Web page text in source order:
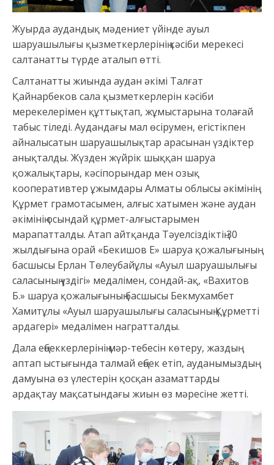
Жуырда аудандық мәдениет үйінде ауыл
шаруашылығы қызметкерлерінің кәсіби мерекесі
салтанатты түрде аталып өтті.
Салтанатты жиында аудан әкімі Талғат
Қайнарбеков сала қызметкерлерін кәсіби
мерекелерімен құттықтап, жұмыстарына толағай
табыс тіледі. Аудандағы мал өсірумен, егістікпен
айналысатын шаруашылықтар арасынан үздіктер
анықталды. Жүзден жүйрік шыққан шаруа
қожалықтары, кәсіпорындар мен озық
кооперативтер ұжымдары Алматы облысы әкімінің
Құрмет грамотасымен, алғыс хатымен және аудан
әкімінің осындай құрмет-алғыстарымен
марапатталды. Атап айтқанда Тәуелсіздіктің 30
жылдығына орай «Бекишов Е» шаруа қожалығының
басшысы Ерлан Төлеубайұлы «Ауыл шаруашылығы
саласының үздігі» медалімен, сондай-ақ, «Вахитов
Б.» шаруа қожалығының басшысы Бекмухамбет
Хамитұлы «Ауыл шаруашылығы саласының Құрметті
ардагері» медалімен награтталды.
Дала еңбеккерлерінің мәр-тебесін көтеру, жаздың
аптап ыстығында талмай еңбек етіп, ауданымыздың
дамуына өз үлестерін қосқан азаматтарды
ардақтау мақсатындағы жиын өз мәресіне жетті.